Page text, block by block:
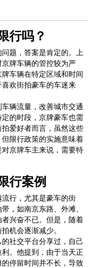
行吗？
题，答案是肯定的。上
牌车辆的管控较为严
车辆在特定区域和时间
欢街拍豪车的车迷来
辆流量，改善城市交通
的时段，京牌豪车也需
爱好者而言，虽然这些
限行政策的实施意味着
京牌车主来说，需要特
行案例
行，尤其是豪车的街
，如南京东路、外滩、
兴奋不已。但是，随着
机会逐渐减少。
社交平台分享过，自己
。他提到，由于当天正
停留时间并不长，导致